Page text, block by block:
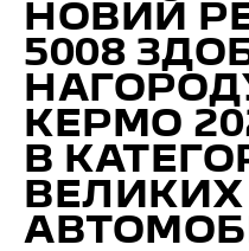
НОВИЙ
5008
КЕРМО
В